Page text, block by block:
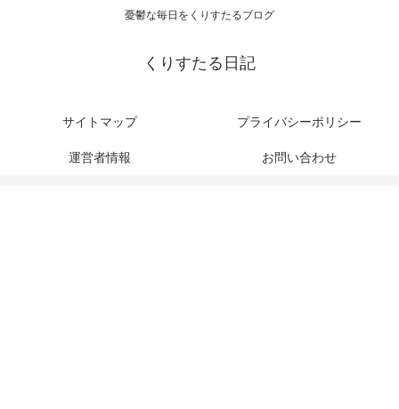
憂鬱な毎日をくりすたるブログ
くりすたる日記
サイトマップ プライバシーポリシー
運営者情報 お問い合わせ